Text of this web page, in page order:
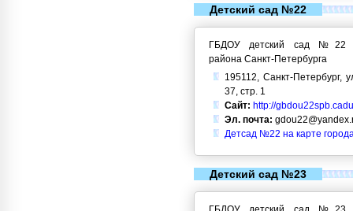
Детский сад №22
ГБДОУ детский сад №22
района Санкт-Петербурга
195112, Санкт-Петербург,
37, стр. 1
Сайт: http://
Эл. почта:
Детсад №22 на карте
Детский сад №23